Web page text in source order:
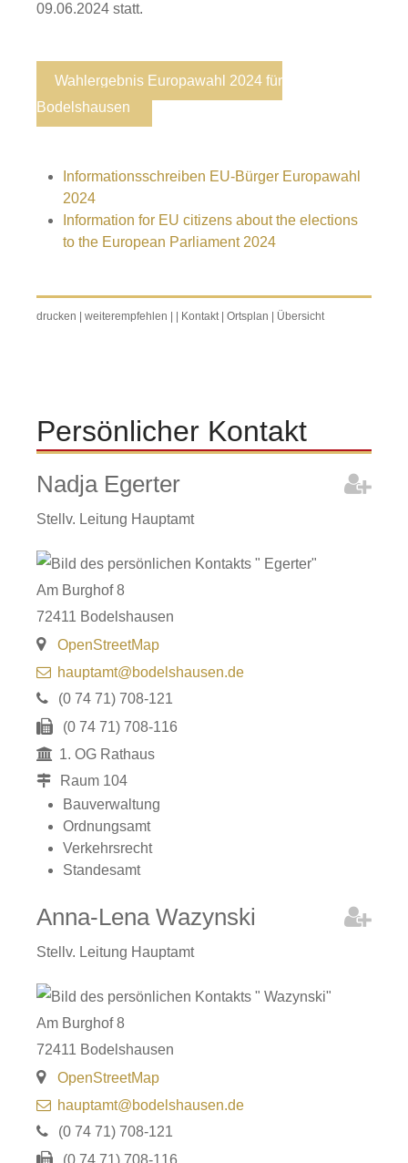
Persönlicher Kontakt
Nadja Egerter
Stellv. Leitung Hauptamt
Am Burghof 8
72411 Bodelshausen
OpenStreetMap
hauptamt@bodelshausen.de
(0 74 71) 708-121
(0 74 71) 708-116
1. OG Rathaus
Raum 104
Bauverwaltung
Ordnungsamt
Verkehrsrecht
Standesamt
Anna-Lena Wazynski
Stellv. Leitung Hauptamt
Am Burghof 8
72411 Bodelshausen
OpenStreetMap
hauptamt@bodelshausen.de
(0 74 71) 708-121
(0 74 71) 708-116
09.06.2024 statt.
Wahlergebnis Europawahl 2024 für
Bodelshausen
Informationsschreiben EU-Bürger Europawahl
2024
Information for EU citizens about the elections
to the European Parliament 2024
drucken weiterempfehlen Kontakt| Ortsplan Übersicht